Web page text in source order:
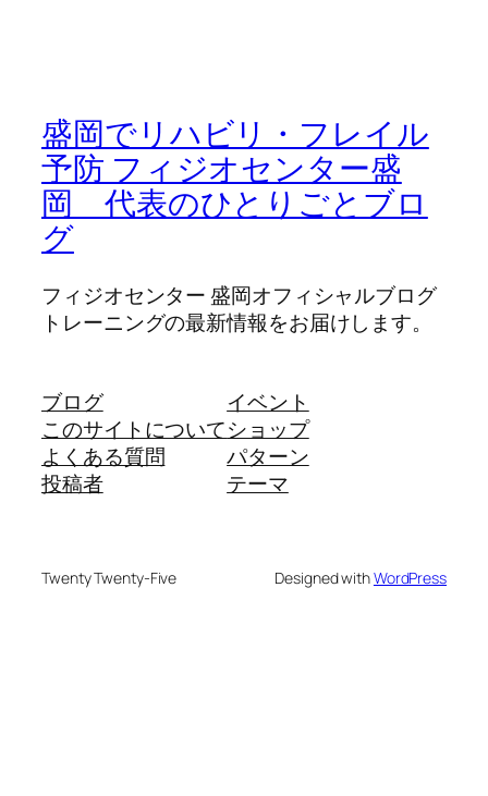
盛岡でリハビリ・フレイル
予防 フィジオセンター盛
岡 代表のひとりごとブロ
グ
フィジオセンター 盛岡オフィシャルブログ
トレーニングの最新情報をお届けします。
ブログ
このサイトについて
よくある質問
投稿者
イベント
ショップ
パターン
テーマ
Twenty Twenty-Five Designed withWordPress